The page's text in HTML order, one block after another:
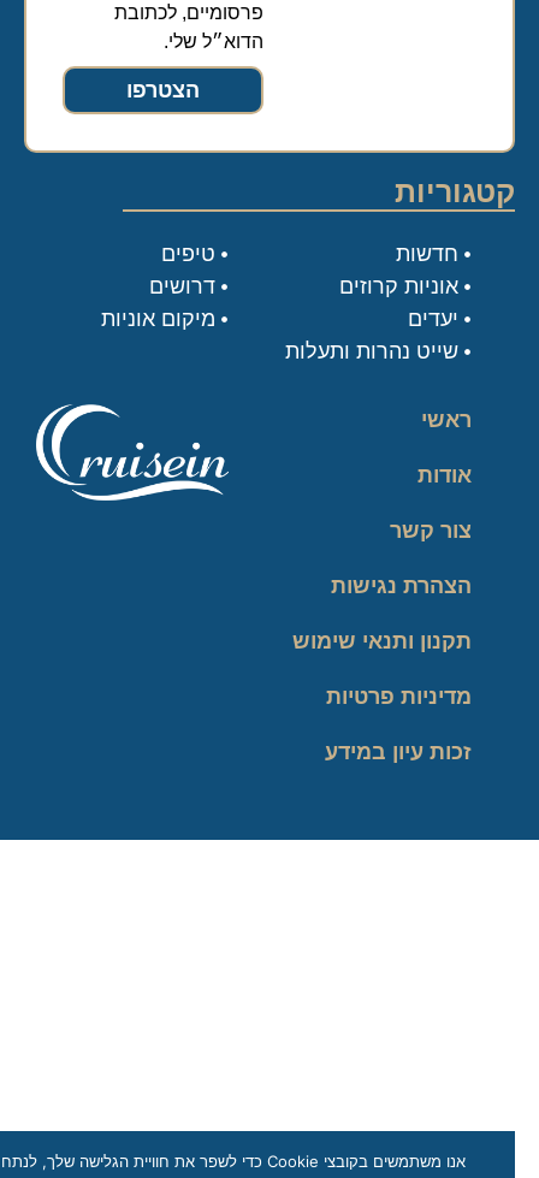
פרסומיים, לכתובת
הדוא״ל שלי.
הצטרפו
ראשי
אודות
צור קשר
הצהרת נגישות
תקנון ותנאי שימוש
מדיניות פרטיות
זכות עיון במידע
קטגוריות
טיפים
דרושים
מיקום אוניות
חדשות
אוניות קרוזים
יעדים
שייט נהרות ותעלות
אנו משתמשים בקובצי Cookie כדי לשפר את חוויית הגלישה שלך, לנתח